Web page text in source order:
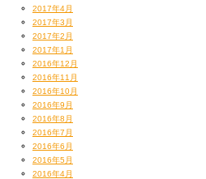
2017年4月
2017年3月
2017年2月
2017年1月
2016年12月
2016年11月
2016年10月
2016年9月
2016年8月
2016年7月
2016年6月
2016年5月
2016年4月